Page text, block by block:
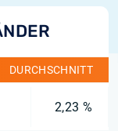
DURCHSCHNITT
2,23 %